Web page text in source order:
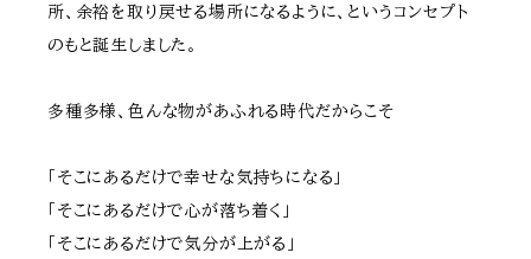
所、余裕を取り戻せる場所になるように、というコンセプト
のもと誕生しました。
多種多様、色んな物があふれる時代だからこそ
「そこにあるだけで幸せな気持ちになる」
「そこにあるだけで心が落ち着く」
「そこにあるだけで気分が上がる」